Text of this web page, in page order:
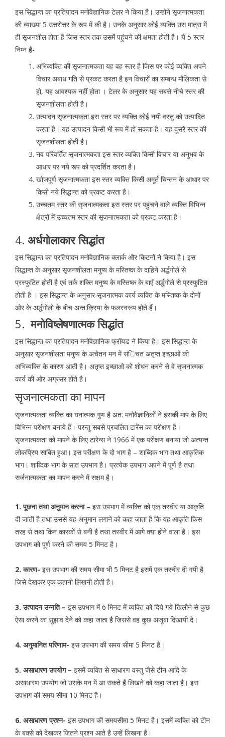
इस सिद्धान्त का प्रतिपादन मनोवैज्ञानिक टेलर ने किया है। उन्होंने सृजनात्मकता
की व्याख्या 5 उत्तरोत्तर के रूप में की है। उनके अनुसार कोई व्यक्ति उस मात्रा में
ही सृजनशील होता है जिस स्तर तक उसमें पहुंचने की क्षमता होती है। ये 5 स्तर
निम्न हैं-
अभिव्यक्ति की सृजनात्मकता यह वह स्तर है जिस पर कोई व्यक्ति अपने
विचार अबाध गति से प्रकट करता है इन विचारों का सम्बन्ध मौलिकता से
हो, यह आवश्यक नहीं होता । टेलर के अनुसार यह सबसे नीचे स्तर की
सृजनशीलता होती है।
उत्पादन सृजनात्मकता इस स्तर पर व्यक्ति कोई नयी वस्तु को उत्पादित
करता है। यह उत्पादन किसी भी रूप में हो सकता है। यह दूसरे स्तर की
सृजनशीलता होती है।
नव परिवर्तित सृजनात्मकता इस स्तर व्यक्ति किसी विचार या अनुभव के
आधार पर नये रूप को प्रदर्शित करता है।
खोजपूर्ण सृजनात्मकता इस स्तर व्यक्ति किसी अमूर्त चिन्तन के आधार पर
किसी नये सिद्धान्त को प्रकट करता है।
उच्चतम स्तर की सृजनात्मकता इस स्तर पर पहुंचने वाले व्यक्ति विभिन्न
क्षेत्रों में उच्चतम स्तर की सृजनात्मकता को प्रकट करता है।
4. अर्धगोलाकार सिद्धांत
इस सिद्धान्त का प्रतिपादन मनोवैज्ञानिक क्लार्क और किटनों ने किया है। इस
सिद्धान्त के अनुसार सृजनशीलता मनुष्य के मस्तिष्क के दाहिने अर्द्धगोले से
प्रस्फुटित होती है एवं तर्क शक्ति मनुष्य के मस्तिष्क के बाएँ अर्द्धगोले से प्रस्फुटित
होती है । इस सिद्धान्त के अनुसार सृजनात्मक कार्य व्यक्ति के मस्तिष्क के दोनों
ओर के अर्द्धगोलो के बीच अन्त:क्रिया के फलस्वरूप होते हैं।
5. मनोविष्लेषणात्मक सिद्धांत
इस सिद्धान्त का प्रतिपादन मनोवैज्ञानिक फ्रॉयड ने किया है। इस सिद्धान्त के
अनुसार सृजनशीलता मनुष्य के अचेतन मन में संिचत अतृप्त इच्छाओं की
अभिव्यक्ति के कारण आती है। अतृप्त इच्छाओ को शोधन करने से वे सृजनात्मक
कार्य की ओर अग्रसर होते है।
सृजनात्मकता का मापन
सृजनात्मकता व्यक्ति का घनात्मक गुण है अत: मनोवैज्ञानिकों ने इसकी माप के लिए
विभिन्न परीक्षण बनाये हैं। परन्तु सबसे प्रचलित टारेंस का परीक्षण है।
सृजनात्मकता को मापने के लिए टारेन्स ने 1966 में एक परीक्षण बनाया जो अत्यन्त
लोकप्रिय साबित हुआ। इस परीक्षण के दो भाग है – शाब्दिक भाग तथा आकृतिक
भाग। शाब्दिक भाग के सात उपभाग है। प्रत्येक उपभाग अपने में पूर्ण है तथा
सर्जनात्मकता का मापन करने में सक्षम है।
1. पूछना तथा अनुमान करना – इस उपभाग में व्यक्ति को एक तस्वीर या आकृति
दी जाती है तथा उससे यह अनुमान लगाने को कहा जाता है कि यह आकृति किस
तरह से तथा किन कारकों से बनी है तथा तस्वीर में आगे क्या होने वाला है। इस
उपभाग को पूर्ण करने की समय 5 मिनट है।
2. कारण- इस उपभाग की समय सीमा भी 5 मिनट है इसमें एक तस्वीर दी गयी है
जिसे देखकर एक कहानी लिखनी होती है।
3. उत्पादन उन्नति – इस उपभाग में 6 मिनट में व्यक्ति को दिये गये खिलौने से कुछ
ऐसा करने का सुझाव देने को कहा जाता है जिससे वह कुछ अजूबा दिखायी दे।
4. अनुमानित परिणाम- इस उपभाग की समय सीमा 5 मिनट है।
5. असाधारण उपयोग – इसमें व्यक्ति से साधारण वस्तु जैसे टीन आदि के
असाधारण उपयोग जो उसके मन में आ सकते हैं लिखने को कहा जाता है। इस
उपभाग की समय सीमा 10 मिनट है।
6. असाधारण प्रश्न- इस उपभाग की समयसीमा 5 मिनट है। इसमें व्यक्ति को टीन
के बक्से को देखकर जितने प्रश्न आते है उन्हें लिखना है।